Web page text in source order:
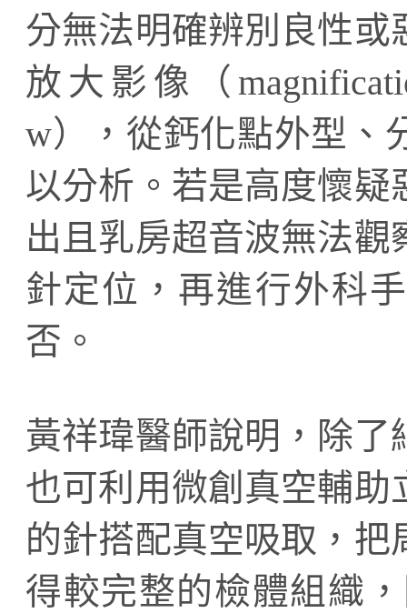
分無法明確辨別良性
放大影像（
w），從鈣化點外型、
以分析。若是高度懷
出且乳房超音波無法
針定位，再進行外科
否。
黃祥瑋醫師說明，除
也可利用微創真空輔
的針搭配真空吸取，
得較完整的檢體組織